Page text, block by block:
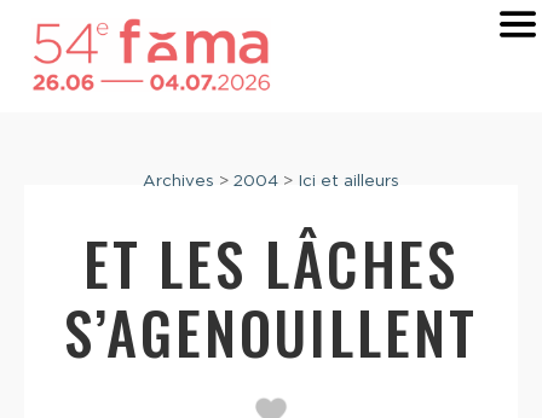
Archives > 2004 > Ici et ailleurs
ET LES LÂCHES
S’AGENOUILLENT